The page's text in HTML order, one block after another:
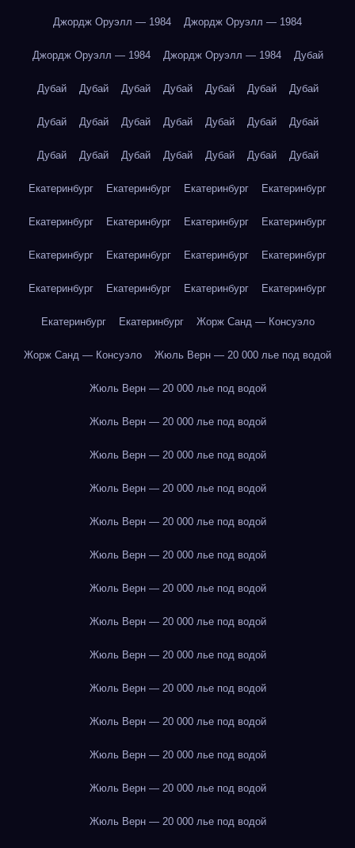
Джордж Оруэлл — 1984 Джордж Оруэлл — 1984
Джордж Оруэлл — 1984 Джордж Оруэлл — 1984 Дубай
Дубай Дубай Дубай Дубай Дубай Дубай Дубай
Дубай Дубай Дубай Дубай Дубай Дубай Дубай
Дубай Дубай Дубай Дубай Дубай Дубай Дубай
Екатеринбург Екатеринбург Екатеринбург Екатеринбург
Екатеринбург Екатеринбург Екатеринбург Екатеринбург
Екатеринбург Екатеринбург Екатеринбург Екатеринбург
Екатеринбург Екатеринбург Екатеринбург Екатеринбург
Екатеринбург Екатеринбург Жорж Санд — Консуэло
Жорж Санд — Консуэло Жюль Верн — 20 000 лье под водой
Жюль Верн — 20 000 лье под водой
Жюль Верн — 20 000 лье под водой
Жюль Верн — 20 000 лье под водой
Жюль Верн — 20 000 лье под водой
Жюль Верн — 20 000 лье под водой
Жюль Верн — 20 000 лье под водой
Жюль Верн — 20 000 лье под водой
Жюль Верн — 20 000 лье под водой
Жюль Верн — 20 000 лье под водой
Жюль Верн — 20 000 лье под водой
Жюль Верн — 20 000 лье под водой
Жюль Верн — 20 000 лье под водой
Жюль Верн — 20 000 лье под водой
Жюль Верн — 20 000 лье под водой